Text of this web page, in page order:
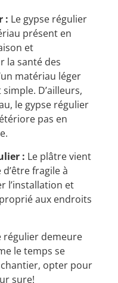
:Le gypse régulier
présent en
et
la santé des
matériau léger
D’ailleurs,
le gypse régulier
pas en
:Le plâtre vient
fragile à
l’installation et
aux endroits
demeure
le temps se
opter pour